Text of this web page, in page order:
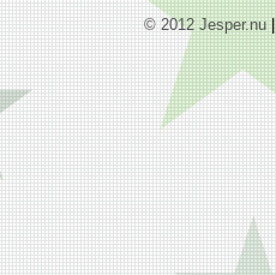
© 2012 Jesper.nu